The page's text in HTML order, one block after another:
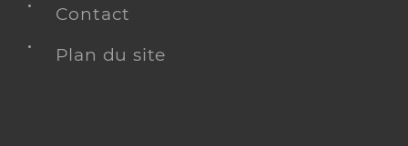
Contact
Plan du site